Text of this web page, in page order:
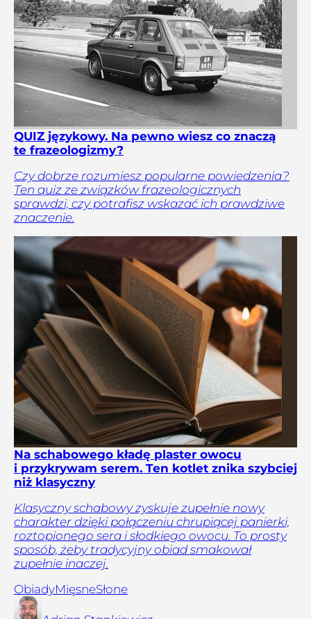
QUIZ językowy. Na pewno wiesz co znaczą
te frazeologizmy?
Czy dobrze rozumiesz popularne powiedzenia?
Ten quiz ze związków frazeologicznych
sprawdzi, czy potrafisz wskazać ich prawdziwe
znaczenie.
Na schabowego kładę plaster owocu
i przykrywam serem. Ten kotlet znika szybciej
niż klasyczny
Klasyczny schabowy zyskuje zupełnie nowy
charakter dzięki połączeniu chrupiącej panierki,
roztopionego sera i słodkiego owocu. To prosty
sposób, żeby tradycyjny obiad smakował
zupełnie inaczej.
ObiadyMięsneSłone